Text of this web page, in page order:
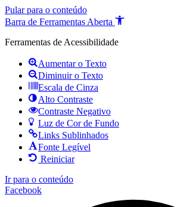
Pular para o conteúdo
Barra de Ferramentas Aberta
Ferramentas de Acessibilidade
Aumentar o Texto
Diminuir o Texto
Escala de Cinza
Alto Contraste
Contraste Negativo
Luz de Cor de Fundo
Links Sublinhados
Fonte Legível
Reiniciar
Ir para o conteúdo
Facebook